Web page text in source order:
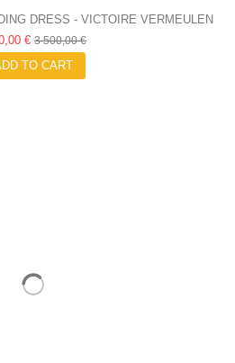
DRESS - VICTOIRE VERMEULEN
€ 3 500,00 €
TO CART